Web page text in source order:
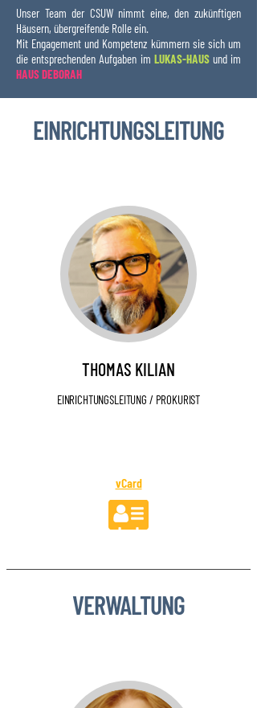
Unser Team der CSUW nimmt eine, den zukünftigen
Häusern, übergreifende Rolle ein.
Mit Engagement und Kompetenz kümmern sie sich um
die entsprechenden Aufgaben im LUKAS-HAUSund im
HAUS DEBORAH
EINRICHTUNGSLEITUNG
THOMAS KILIAN
EINRICHTUNGSLEITUNG / PROKURIST
vCard
VERWALTUNG